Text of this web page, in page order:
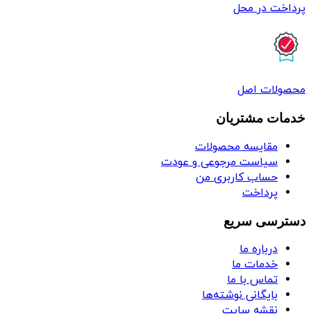
پرداخت در محل
محصولات اصل
خدمات مشتریان
مقایسه محصولات
سیاست مرجوعی و عودت
حساب کاربری من
پرداخت
دسترسی سریع
درباره ما
خدمات ما
تماس با ما
بایگانی نوشته‌ها
نقشه سایت